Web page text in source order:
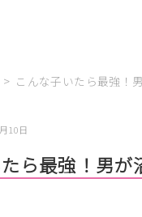
こんな子いたら最強！
10日
ら最強！男